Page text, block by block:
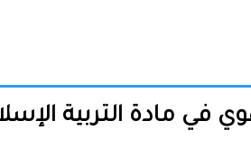
مادة التربية